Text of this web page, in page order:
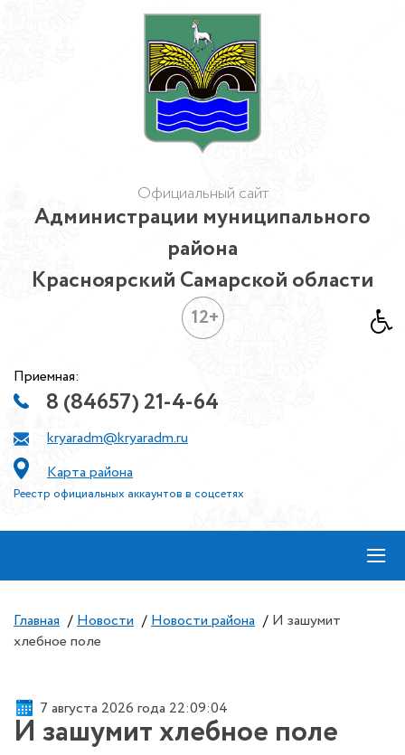
Официальный сайт
Администрации муниципального
района
Красноярский Самарской области
12+
Приемная:
8 (84657) 21-4-64
kryaradm@kryaradm.ru
Карта района
Реестр официальных аккаунтов в соцсетях
≡
Главная / Новости / Новости района / И зашумит
хлебное поле
7 августа 2026 года 22:09:05
И зашумит хлебное поле